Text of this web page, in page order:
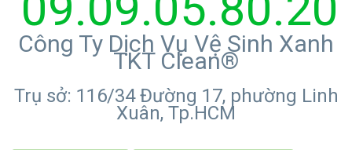
Công Ty Dịch Vụ Vệ Sinh Xanh
TKT Clean®
Trụ sở: 116/34 Đường 17, phường Linh
Xuân, Tp.HCM